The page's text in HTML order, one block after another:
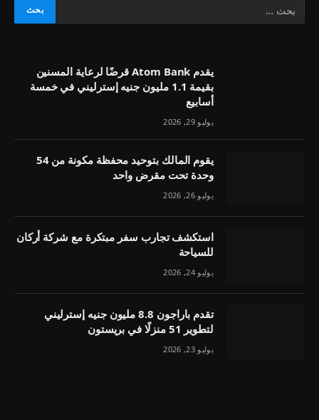
يقدم Atom Bank قرضًا لرعاية المسنين
بقيمة 1.1 مليون جنيه إسترليني في خمسة
أسابيع
يوليو 29, 2026
يقوم المالك بتوحيد محفظة مكونة من 54
وحدة تحت مقرض واحد
يوليو 26, 2026
استكشف تجارب سفر مبتكرة مع شركة أركان
للسياحة
يوليو 24, 2026
تقدم باراجون 8.8 مليون جنيه إسترليني
لتطوير 51 منزلًا في بريستون
يوليو 23, 2026